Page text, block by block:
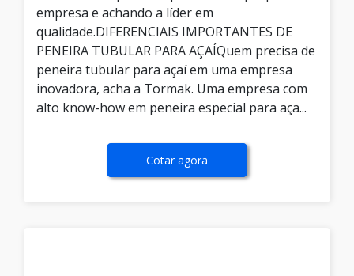
empresa e achando a líder em
qualidade.DIFERENCIAIS IMPORTANTES DE
PENEIRA TUBULAR PARA AÇAÍQuem precisa de
peneira tubular para açaí em uma empresa
inovadora, acha a Tormak. Uma empresa com
alto know-how em peneira especial para aça...
Cotar agora